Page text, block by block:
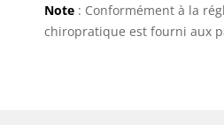
Note : Conformément à la
chiropratique est fourni aux